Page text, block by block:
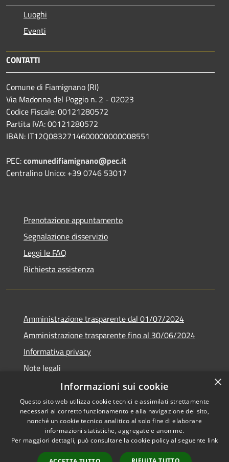
Luoghi
Eventi
CONTATTI
Comune di Fiamignano (RI)
Via Madonna del Poggio n. 2 - 02023
Codice Fiscale: 00121280572
Partita IVA: 00121280572
IBAN: IT12Q0832714600000000008551
PEC:comunedifiamignano@pec.it
Centralino Unico: +39 0746 53017
Prenotazione appuntamento
Segnalazione disservizio
Leggi le FAQ
Richiesta assistenza
Amministrazione trasparente dal 01/07/2024
Amministrazione trasparente fino al 30/06/2024
Informativa privacy
Note legali
Dichiarazione di accessibilità
RSS
Accessibilità
Copyright © 2026 • Comune di
×
Informazioni sui cookie
Questo sito web utilizza cookie tecnici e assimilati strettamente
necessari al corretto funzionamento e alla navigazione del sito,
nonché un cookie tecnico analitico al solo fine di elaborare
informazioni statistiche, aggregate e anonime.
Per maggiori dettagli, può consultare la cookie policy al seguente link